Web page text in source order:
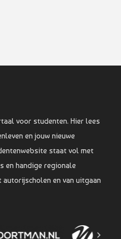
voor studenten. Hier lees
en jouw nieuwe
staat vol met
en handige regionale
en van uitgaan